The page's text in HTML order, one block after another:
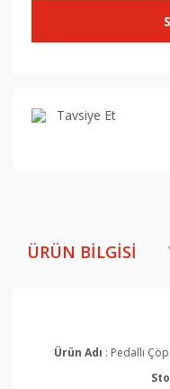
Tavsiye Et
ÜRÜN BILGISI
Ürün Adı : Pedallı